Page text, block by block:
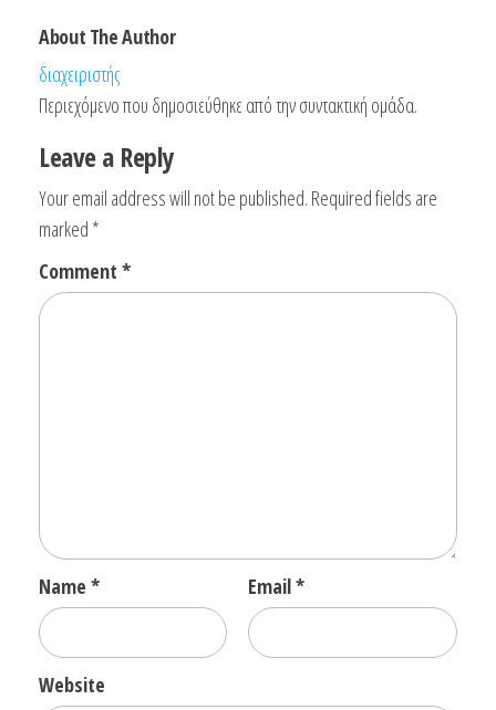
About The Author
διαχειριστής
Περιεχόμενο που δημοσιεύθηκε από την συντακτική ομάδα.
Leave a Reply
Your email address will not be published. Required fields are
marked *
Comment *
Name * Email*
Website